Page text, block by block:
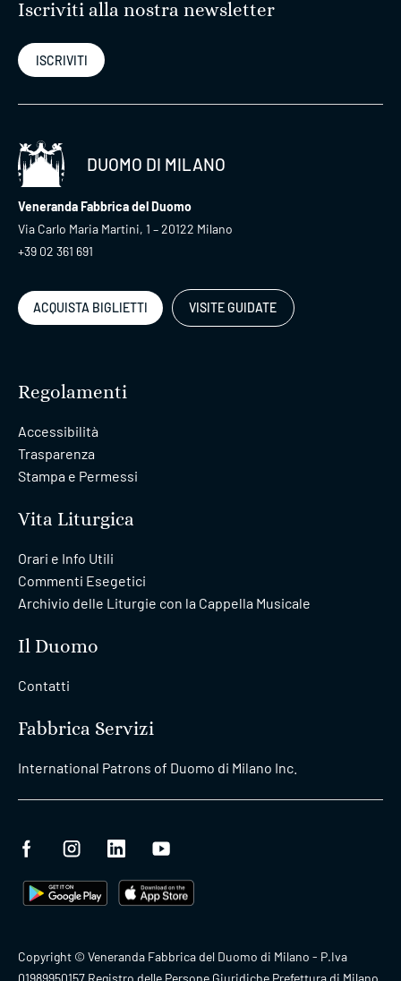
Iscriviti alla nostra newsletter
ISCRIVITI
DUOMO DI MILANO
Veneranda Fabbrica del Duomo
Via Carlo Maria Martini, 1 – 20122 Milano
+39 02 361 691
ACQUISTA BIGLIETTI VISITE GUIDATE
Regolamenti
Accessibilità
Trasparenza
Stampa e Permessi
Vita Liturgica
Orari e Info Utili
Commenti Esegetici
Archivio delle Liturgie con la Cappella Musicale
Il Duomo
Contatti
Fabbrica Servizi
International Patrons of Duomo di Milano Inc.
Copyright © Veneranda Fabbrica del Duomo di Milano - P.Iva